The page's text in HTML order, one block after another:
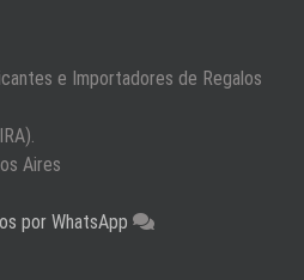
e Importadores de Regalos
Aires
por WhatsApp